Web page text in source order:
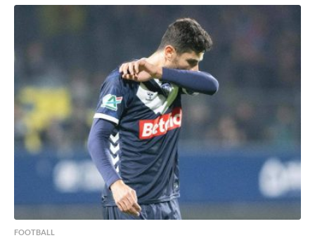
FOOTBALL